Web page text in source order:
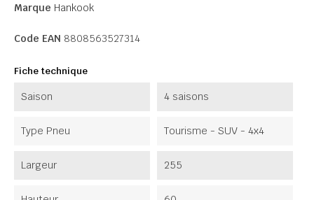
Marque Hankook
Code EAN 8808563527314
Fiche technique
Saison 4 saisons
Type Pneu Tourisme - SUV - 4x4
Largeur 255